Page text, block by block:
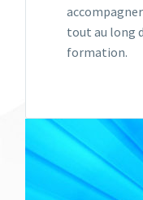
tout au long
formation.